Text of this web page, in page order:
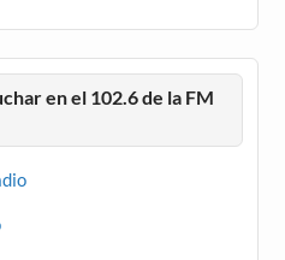
en el 102.6 de la FM